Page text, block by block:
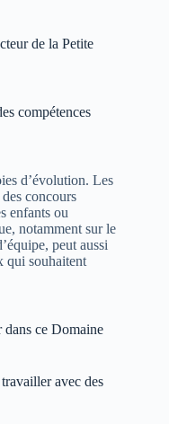
de la Petite
compétences
d’évolution. Les
concours
enfants ou
notamment sur le
peut aussi
qui souhaitent
dans ce Domaine
avec des